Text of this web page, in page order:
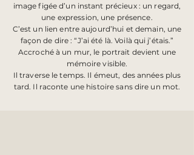
image figée d’un instant précieux : un regard,
une expression, une présence.
C’est un lien entre aujourd’hui et demain, une
façon de dire : “J’ai été là. Voilà qui j’étais.”
Accroché à un mur, le portrait devient une
mémoire visible.
Il traverse le temps. Il émeut, des années plus
tard. Il raconte une histoire sans dire un mot.